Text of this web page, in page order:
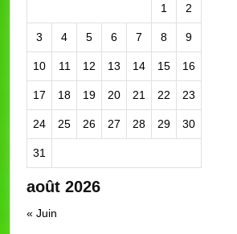
août 2026
1 2
3 4 5 6 7 8 9
10 11 12 13 14 15 16
17 18 19 20 21 22 23
24 25 26 27 28 29 30
31
« Juin